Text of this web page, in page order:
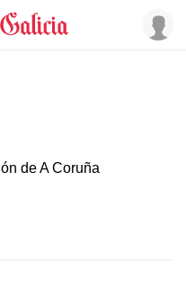
de A Coruña